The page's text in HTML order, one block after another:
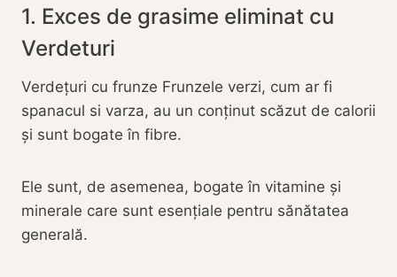
1. Exces de grasime eliminat cu
Verdeturi
Verdețuri cu frunze Frunzele verzi, cum ar fi
spanacul si varza, au un conținut scăzut de calorii
și sunt bogate în fibre.
Ele sunt, de asemenea, bogate în vitamine și
minerale care sunt esențiale pentru sănătatea
generală.